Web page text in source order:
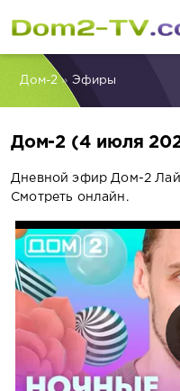
Дом-2» Эфиры
Дом-2 (4 июля
Дневной эфир Дом-2
Смотреть онлайн.